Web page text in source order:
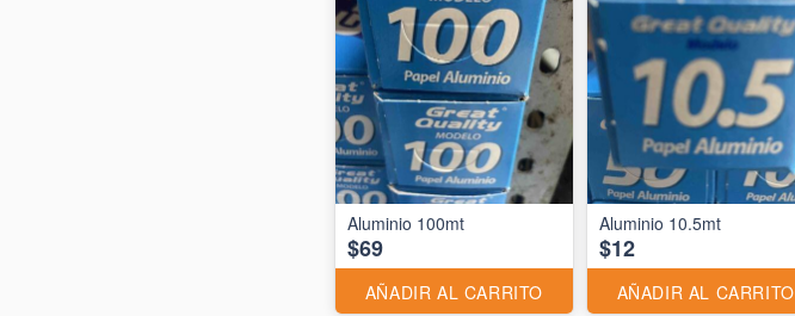
$69
AÑADIR AL CARRITO
Aluminio 10.5mt
$12
AÑADIR AL CARRITO